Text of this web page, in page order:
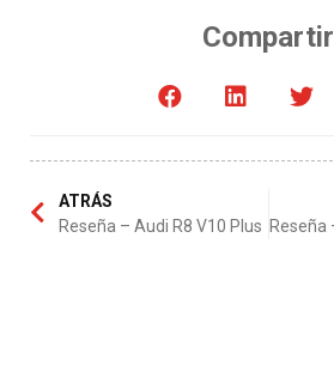
Compartir
ATRÁS
Reseña – Audi R8 V10 Plus